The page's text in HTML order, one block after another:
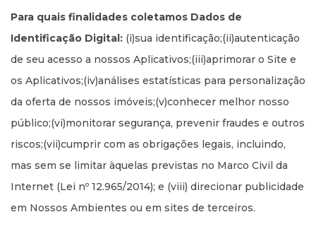
Para quais finalidades coletamos Dados de
Identificação Digital: (i)sua identificação;(ii)autenticação
de seu acesso a nossos Aplicativos;(iii)aprimorar o Site e
os Aplicativos;(iv)análises estatísticas para personalização
da oferta de nossos imóveis;(v)conhecer melhor nosso
público;(vi)monitorar segurança, prevenir fraudes e outros
riscos;(vii)cumprir com as obrigações legais, incluindo,
mas sem se limitar àquelas previstas no Marco Civil da
Internet (Lei nº 12.965/2014); e (viii) direcionar publicidade
em Nossos Ambientes ou em sites de terceiros.